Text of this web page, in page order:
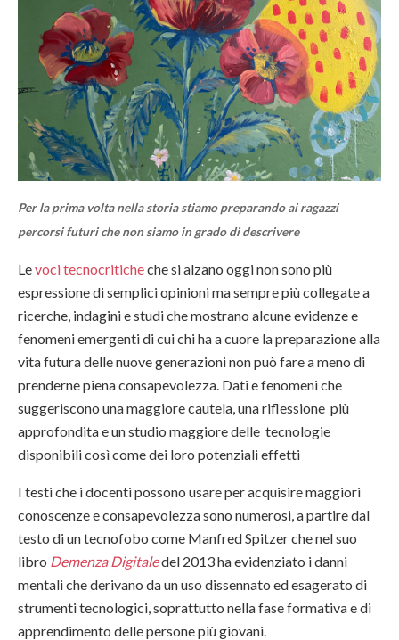
Per la prima volta nella storia stiamo preparando ai ragazzi
percorsi futuri che non siamo in grado di descrivere
Levoci tecnocriticheche si alzano oggi non sono più
espressione di semplici opinioni ma sempre più collegate a
ricerche, indagini e studi che mostrano alcune evidenze e
fenomeni emergenti di cui chi ha a cuore la preparazione alla
vita futura delle nuove generazioni non può fare a meno di
prenderne piena consapevolezza. Dati e fenomeni che
suggeriscono una maggiore cautela, una riflessione più
approfondita e un studio maggiore delle tecnologie
disponibili così come dei loro potenziali effetti
I testi che i docenti possono usare per acquisire maggiori
conoscenze e consapevolezza sono numerosi, a partire dal
testo di un tecnofobo come Manfred Spitzer che nel suo
libro Demenza Digitaledel 2013 ha evidenziato i danni
mentali che derivano da un uso dissennato ed esagerato di
strumenti tecnologici, soprattutto nella fase formativa e di
apprendimento delle persone più giovani.